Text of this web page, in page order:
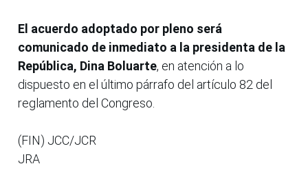
El acuerdo adoptado por pleno será
comunicado de inmediato a la presidenta de la
República, Dina Boluarte, en atención a lo
dispuesto en el último párrafo del artículo 82 del
reglamento del Congreso.
(FIN) JCC/JCR
JRA